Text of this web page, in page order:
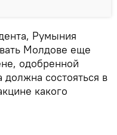
Румыния
Молдове еще
одобренной
состояться в
какого